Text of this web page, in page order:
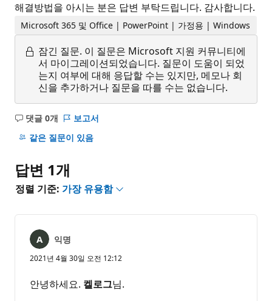
해결방법을 아시는 분은 답변 부탁드립니다. 감사합니다.
Microsoft 365 및 Office | PowerPoint | 가정용 | Windows
잠긴 질문. 이 질문은 Microsoft 지원 커뮤니티에
서 마이그레이션되었습니다. 질문이 도움이 되었
는지 여부에 대해 응답할 수는 있지만, 메모나 회
신을 추가하거나 질문을 따를 수는 없습니다.
댓글 0개
설
명
음
보고서
같은 질문이 있음
답변 1개
정렬 기준: 가장 유용함
익명
2021년 4월 30일 오전 12:12
안녕하세요. 켈로그님.